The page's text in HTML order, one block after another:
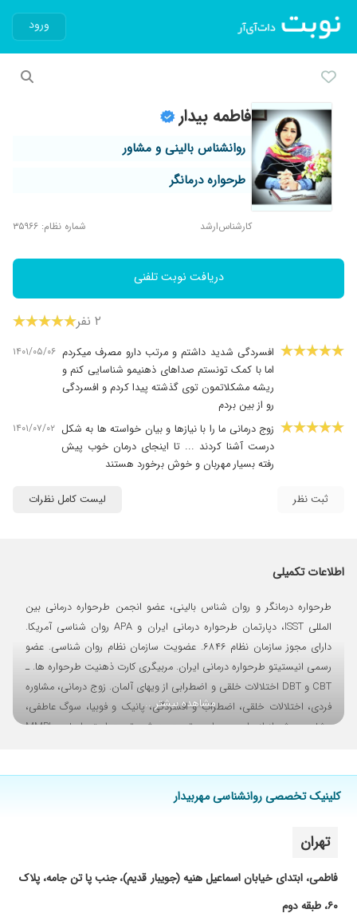
ورود
فاطمه بیدار
روانشناس بالینی و مشاور
طرحواره درمانگر
کارشناس‌ارشد شماره نظام: ۳۵۹۶۶
دریافت نوبت تلفنی
۲ نفر
افسردگی شدید داشتم و مرتب دارو مصرف میکردم
اما با کمک تونستم صداهای ذهنیمو شناسایی کنم و
ریشه مشکلاتمون توی گذشته پیدا کردم و افسردگی
رو از بین بردم
۱۴۰۱/۰۵/۰۶
زوج درمانی ما را با نیازها و بیان خواسته ها به شکل
درست آشنا کردند ... تا اینجای درمان خوب پیش
رفته بسیار مهربان و خوش برخورد هستند
۱۴۰۱/۰۷/۰۲
ثبت نظر لیست کامل نظرات
اطلاعات تکمیلی
طرحواره درمانگر و روان شناس بالینی، عضو انجمن طرحواره درمانی بین
المللی ISST، دپارتمان طرحواره درمانی ایران و APA روان شناسی آمریکا.
دارای مجوز سازمان نظام ۶۸۴۶. عضویت سازمان نظام روان شناسی. عضو
رسمی انیستیتو طرحواره درمانی ایران. مربیگری کارت ذهنیت طرحواره ها. ـ
CBT و DBT اختلالات خلقی و اضطرابی از ویهای آلمان. زوج درمانی، مشاوره
فردی، اختلالات خلقی، اضطراب و افسردگی، پانیک و فوبیا، سوگ عاطفی،
مشاوره پیش از ازدواج، وسواس، تست هوش، تست استعدادیابی، MMPI
مشاهده بیشتر ...
کلینیک تخصصی روانشناسی مهربیدار
تهران
فاطمی، ابتدای خیابان اسماعیل هنیه (جویبار قدیم)، جنب پا تن جامه، پلاک
۶۰، طبقه دوم